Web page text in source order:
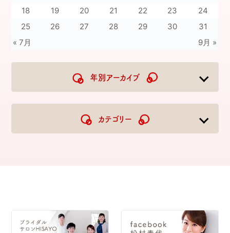
« 7月 9月 »
18
19 20 21 22 23
24
25
26 27 28 29 30 31
年別アーカイブ
2023
カテゴリー